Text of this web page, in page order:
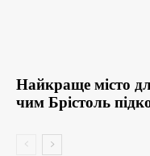
Найкраще місто
чим Брістоль